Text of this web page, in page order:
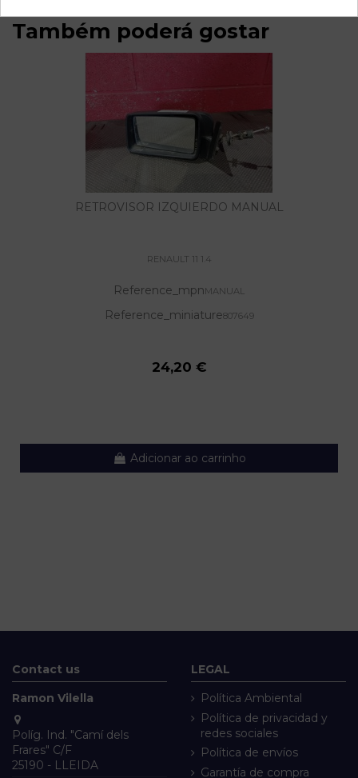
Também poderá gostar
RETROVISOR IZQUIERDO MANUAL
RENAULT 11 1.4
Reference_mpnMANUAL
Reference_miniature807649
24,20 €
Adicionar ao carrinho
Contact us
Ramon Vilella
Políg. Ind. "Camí dels
Frares" C/F
25190 - LLEIDA
LEGAL
Política Ambiental
Política de privacidad y
redes sociales
Política de envíos
Garantía de compra